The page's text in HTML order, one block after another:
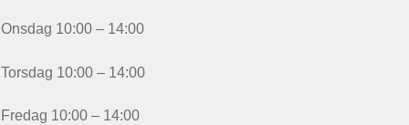
Onsdag 10:00 – 14:00
Torsdag 10:00 – 14:00
Fredag 10:00 – 14:00